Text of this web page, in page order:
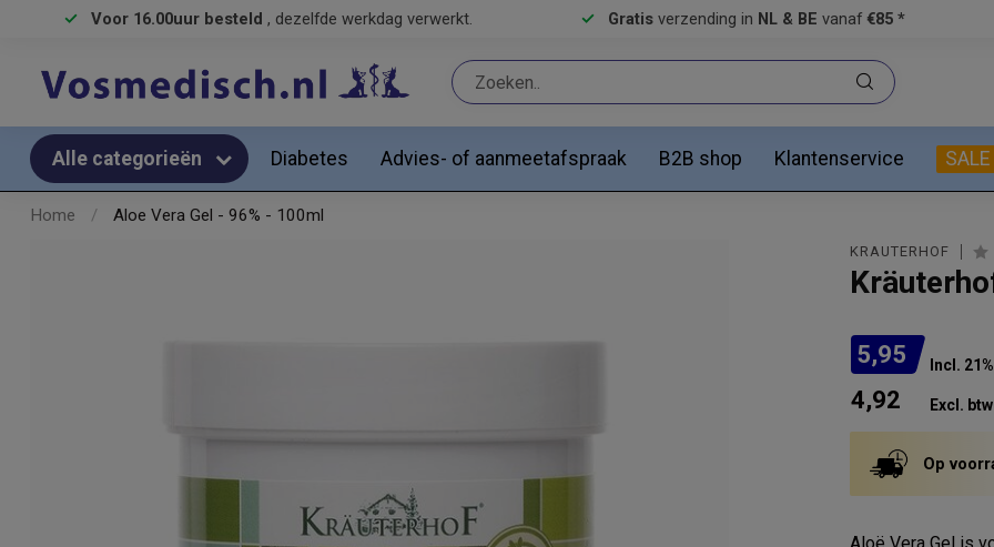
Voor 16.00uur besteld , dezelfde werkdag verwerkt. Gratis verzending in NL & BE vanaf €85 *
Alle categorieën Diabetes Advies- of aanmeetafspraak B2B shop Klantenservice SALE
Home / Aloe Vera Gel - 96% - 100ml
KRÄUTERHOF
5,95 Incl.
4,92 Excl. btw
Op